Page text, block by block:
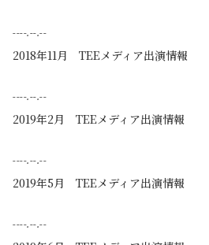
----.--.--
2018年11月 TEEメディア出演情報
----.--.--
2019年2月 TEEメディア出演情報
----.--.--
2019年5月 TEEメディア出演情報
----.--.--